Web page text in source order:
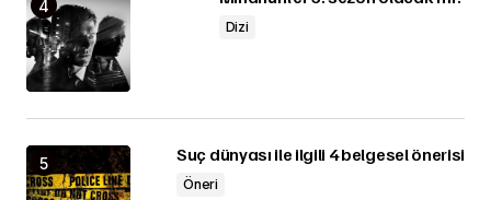
Dizi
Suç dünyası ile ilgili 4 belgesel önerisi
Öneri